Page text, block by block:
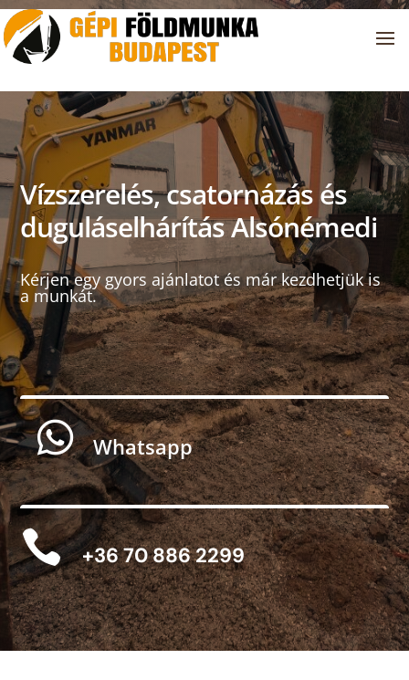
Vízszerelés, csatornázás és
duguláselhárítás Alsónémedi
Kérjen egy gyors ajánlatot és már kezdhetjük is
a munkát.
 Whatsapp
 +36 70 886 2299